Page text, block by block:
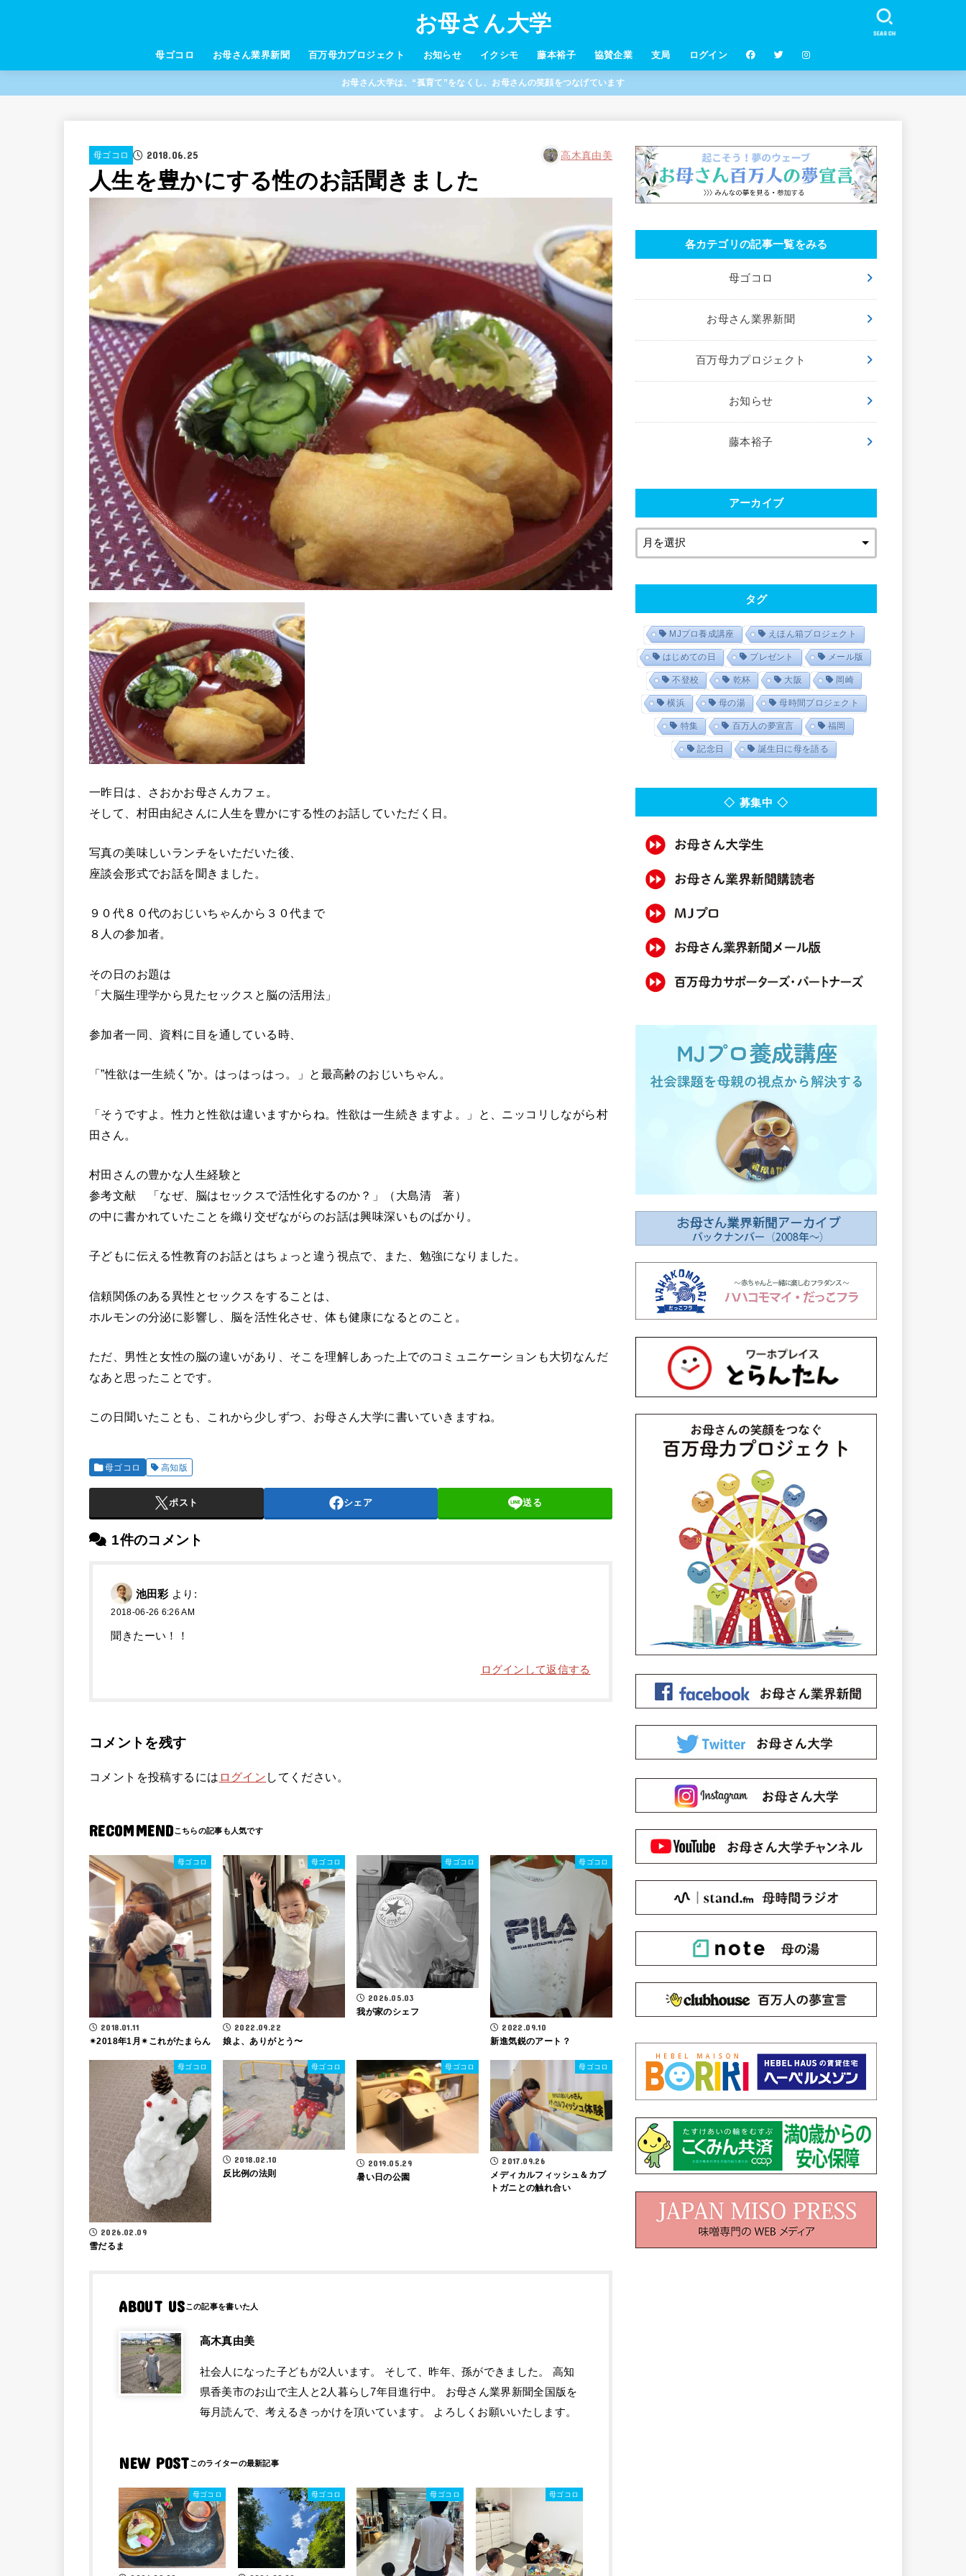
お母さん大学
母ゴコロ お母さん業界新聞 百万母力プロジェクト お知らせ イクシモ 藤本裕子 協賛企業 支局 ログイン
SEARCH
お母さん大学は、“孤育て”をなくし、お母さんの笑顔をつなげています
母ゴコロ 2018.06.25 高木真由美
人生を豊かにする性のお話聞きました
一昨日は、さおかお母さんカフェ。
そして、村田由紀さんに人生を豊かにする性のお話していただく日。
写真の美味しいランチをいただいた後、
座談会形式でお話を聞きました。
９０代８０代のおじいちゃんから３０代まで
８人の参加者。
その日のお題は
「大脳生理学から見たセックスと脳の活用法」
参加者一同、資料に目を通している時、
「”性欲は一生続く”か。はっはっはっ。」と最高齢のおじいちゃん。
「そうですよ。性力と性欲は違いますからね。性欲は一生続きますよ。」と、ニッコリしながら村
田さん。
村田さんの豊かな人生経験と
参考文献 「なぜ、脳はセックスで活性化するのか？」（大島清 著）
の中に書かれていたことを織り交ぜながらのお話は興味深いものばかり。
子どもに伝える性教育のお話とはちょっと違う視点で、また、勉強になりました。
信頼関係のある異性とセックスをすることは、
ホルモンの分泌に影響し、脳を活性化させ、体も健康になるとのこと。
ただ、男性と女性の脳の違いがあり、そこを理解しあった上でのコミュニケーションも大切なんだ
なあと思ったことです。
この日聞いたことも、これから少しずつ、お母さん大学に書いていきますね。
母ゴコロ 高知版
ポスト シェア 送る
1件のコメント
池田彩 より:
2018-06-26 6:26 AM
聞きたーい！！
ログインして返信する
コメントを残す
コメントを投稿するには ログイン してください。
RECOMMEND
母ゴコロ
2018.01.11
✴2018年1月✴これがたまらん
母ゴコロ
2022.09.22
娘よ、ありがとう〜
母ゴコロ
2026.05.03
我が家のシェフ
母ゴコロ
2022.09.10
新進気鋭のアート？
母ゴコロ
2026.02.09
雪だるま
母ゴコロ
2018.02.10
反比例の法則
母ゴコロ
2019.05.29
暑い日の公園
母ゴコロ
2017.09.26
メディカルフィッシュ＆カブ
トガニとの触れ合い
ABOUT US
高木真由美
社会人になった子どもが2人います。 そして、昨年、孫ができました。 高知
県香美市のお山で主人と2人暮らし7年目進行中。 お母さん業界新聞全国版を
毎月読んで、考えるきっかけを頂いています。 よろしくお願いいたします。
NEW POST
母ゴコロ 母ゴコロ 母ゴコロ 母ゴコロ
各カテゴリの記事一覧をみる
母ゴコロ
お母さん業界新聞
百万母力プロジェクト
お知らせ
藤本裕子
アーカイブ
タグ
MJプロ養成講座 えほん箱プロジェクト
はじめての日 プレゼント メール版
不登校 乾杯 大阪 岡崎
横浜 母の湯 母時間プロジェクト
特集 百万人の夢宣言 福岡
記念日 誕生日に母を語る
◇ 募集中 ◇